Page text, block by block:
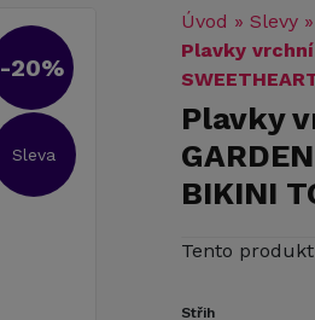
-20%
Sleva
Úvod » Slevy »
Plavky vrchní
Plavky
BIKINI
Tento
Střih